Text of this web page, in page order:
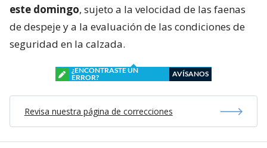
este domingo, sujeto a la velocidad de las faenas
de despeje y a la evaluación de las condiciones de
seguridad en la calzada.
¿ENCONTRASTE UN
ERROR?
AVÍSANOS
Revisa nuestra página de correcciones